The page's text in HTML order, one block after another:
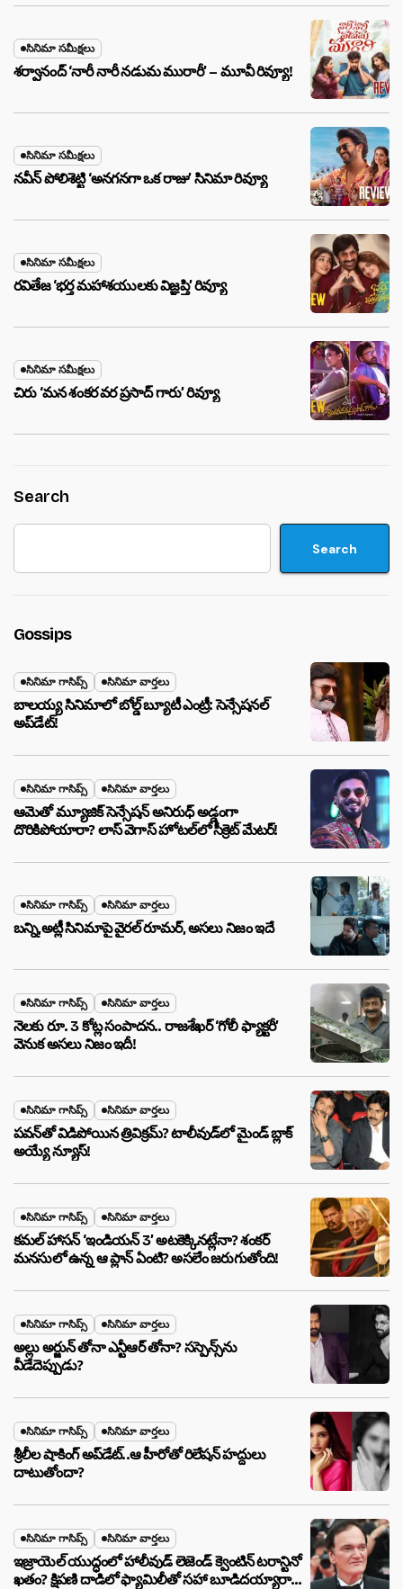
సినిమా సమీక్షలు
శర్వానంద్ ‘నారీ నారీ నడుమ మురారీ’ – మూవీ రివ్యూ!
సినిమా సమీక్షలు
నవీన్ పోలిశెట్టి ‘అనగనగా ఒక రాజు’ సినిమా రివ్యూ
సినిమా సమీక్షలు
రవితేజ ‘భర్త మహాశయులకు విజ్ఞప్తి’ రివ్యూ
సినిమా సమీక్షలు
చిరు ‘మ‌న శంక‌ర వ‌ర ప్ర‌సాద్ గారు’ రివ్యూ
Search
Search
Gossips
సినిమా గాసిప్స్ సినిమా వార్తలు
బాలయ్య సినిమాలో బోల్డ్ బ్యూటీ ఎంట్రీ: సెన్సేషనల్
అప్‌డేట్!
సినిమా గాసిప్స్ సినిమా వార్తలు
ఆమెతో మ్యూజిక్ సెన్సేషన్ అనిరుధ్ అడ్డంగా
దొరికిపోయారా? లాస్ వెగాస్ హోటల్‌లో సీక్రెట్ మేటర్!
సినిమా గాసిప్స్ సినిమా వార్తలు
బన్ని,అట్లీ సినిమాపై వైరల్ రూమర్, అసలు నిజం ఇదే
సినిమా గాసిప్స్ సినిమా వార్తలు
నెలకు రూ. 3 కోట్ల సంపాదన.. రాజశేఖర్ ‘గోలీ ఫ్యాక్టరీ’
వెనుక అసలు నిజం ఇదీ!
సినిమా గాసిప్స్ సినిమా వార్తలు
పవన్‌తో విడిపోయిన త్రివిక్రమ్? టాలీవుడ్‌లో మైండ్ బ్లాక్
అయ్యే న్యూస్!
సినిమా గాసిప్స్ సినిమా వార్తలు
కమల్ హాసన్ ‘ఇండియన్ 3’ అటకెక్కినట్లేనా? శంకర్
మనసులో ఉన్న ఆ ప్లాన్ ఏంటి? అసలేం జరుగుతోంది!
సినిమా గాసిప్స్ సినిమా వార్తలు
అల్లు అర్జున్ తోనా ఎన్టీఆర్ తోనా? సస్పెన్స్‌ను
వీడేదెప్పుడు?
సినిమా గాసిప్స్ సినిమా వార్తలు
శ్రీలీల షాకింగ్ అప్‌డేట్..ఆ హీరోతో రిలేషన్ హద్దులు
దాటుతోందా?
సినిమా గాసిప్స్ సినిమా వార్తలు
ఇజ్రాయెల్ యుద్ధంలో హాలీవుడ్ లెజెండ్ క్వెంటిన్ టరాన్టినో
ఖతం? క్షిపణి దాడిలో ఫ్యామిలీతో సహా బూడిదయ్యారా?